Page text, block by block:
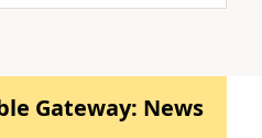
Gateway: News